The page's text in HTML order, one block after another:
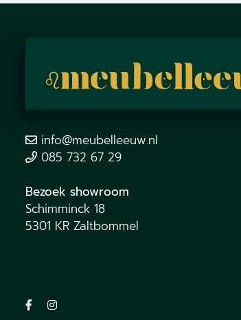
info@meubelleeuw.nl
085 732 67 29
Bezoek showroom
Schimminck 18
5301 KR Zaltbommel